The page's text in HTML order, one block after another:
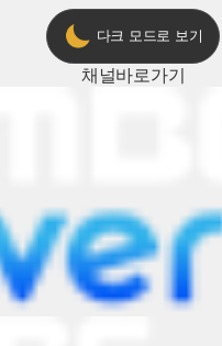
다크 모드로 보기
채널바로가기